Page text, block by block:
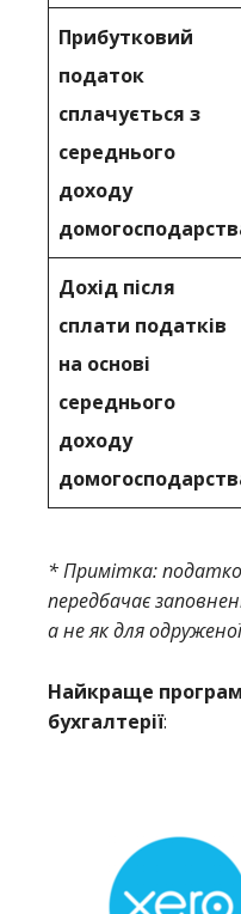
Прибутковий
податок
сплачується з
середнього
доходу
Дохід після
сплати податків
на основі
середнього
доходу
* Примітка:
передбачає
а не як для
Найкраще
бухгалтерії: